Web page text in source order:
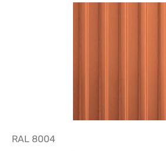
RAL 8004